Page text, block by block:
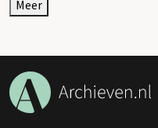
Meer